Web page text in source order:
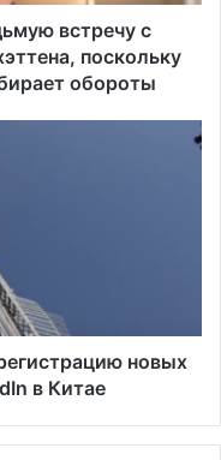
встречу с
поскольку
обороты
новых
в Китае